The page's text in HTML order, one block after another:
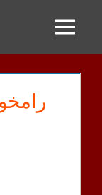
Menu
رامخو